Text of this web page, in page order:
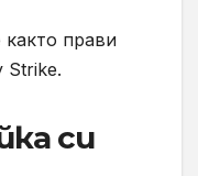
прави
Strike.
си